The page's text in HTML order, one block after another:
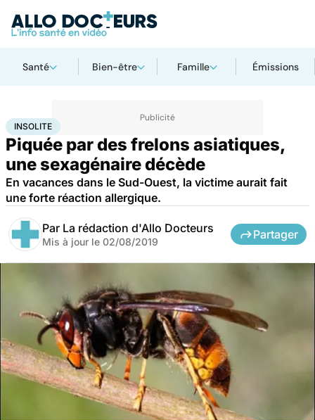
Santé Bien-être Famille Émissions
AccueilSanté
INSOLITE
Piquée par des frelons asiatiques,
une sexagénaire décède
En vacances dans le Sud-Ouest, la victime aurait fait
une forte réaction allergique.
Par La rédaction d'Allo Docteurs
Mis à jour le 02/08/2019
Partager